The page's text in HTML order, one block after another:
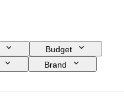
Budget
Brand